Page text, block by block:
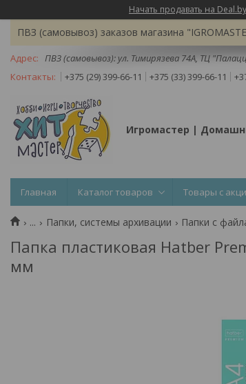
Начать продавать на Deal.by
ПВЗ (самовывоз) заказов магазина
ПВЗ (самовывоз): ул. Тимирязева 74A, ТЦ
+375 (29) 399-66-11
+375 (33) 399-66-11
Игромастер |
Главная Каталог товаров Товары с
... Папки, системы архивации Папки с
Папка пластиковая Hatber
мм